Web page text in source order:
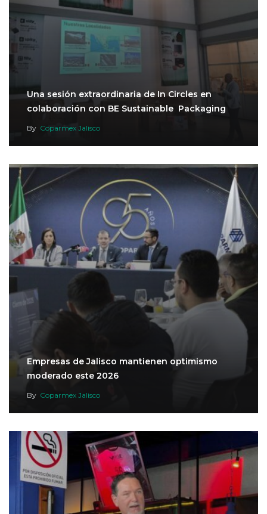
Una sesión extraordinaria de In Circles en
colaboración con BE Sustainable Packaging
By Coparmex Jalisco
Empresas de Jalisco mantienen optimismo
moderado este 2026
By Coparmex Jalisco